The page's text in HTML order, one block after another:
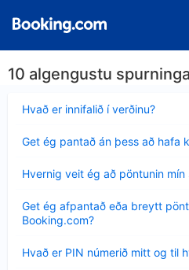
10 algengustu
Hvað er innifalið í verðinu?
sýnt
Get ég pantað án þess að hafa
sýnt
Hvernig veit ég að pöntunin mín
sýnt
Get ég afpantað eða breytt
Booking.com?
sýnt
Hvað er PIN númerið mitt og til
sýnt